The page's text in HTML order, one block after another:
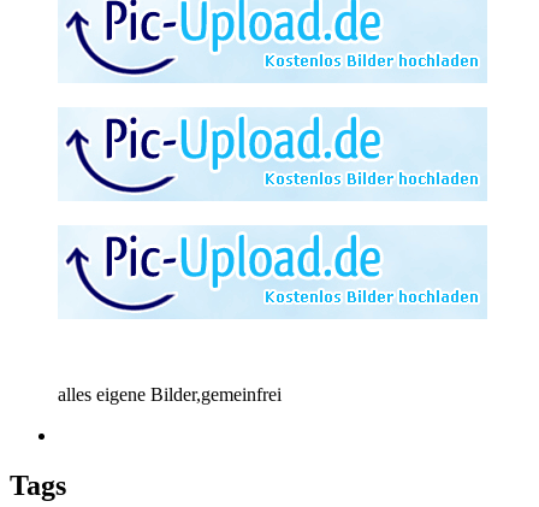
alles eigene Bilder,gemeinfrei
Tags